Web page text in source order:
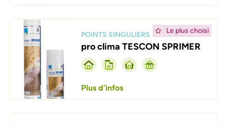
Le plus choisi
Afbeelding
POINTS SINGULIERS
pro clima TESCON SPRIMER
Plus d'infos